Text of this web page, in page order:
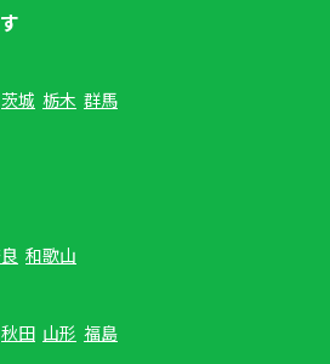
茨城 栃木 群馬
和歌山
秋田 山形 福島